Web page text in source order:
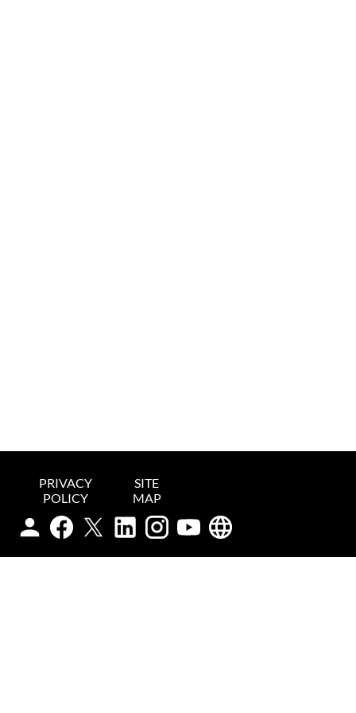
PRIVACY
POLICY
SITE
MAP